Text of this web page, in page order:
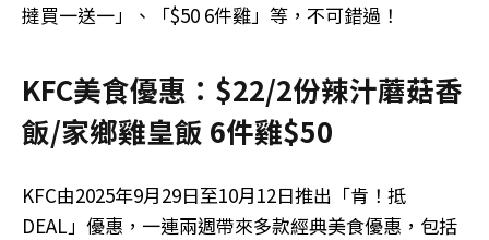
撻買一送一」、「$50 6件雞」等，不可錯過！
KFC美食優惠：$22/2份辣汁蘑菇香
飯/家鄉雞皇飯 6件雞$50
KFC由2025年9月29日至10月12日推出「肯！抵
DEAL」優惠，一連兩週帶來多款經典美食優惠，包括